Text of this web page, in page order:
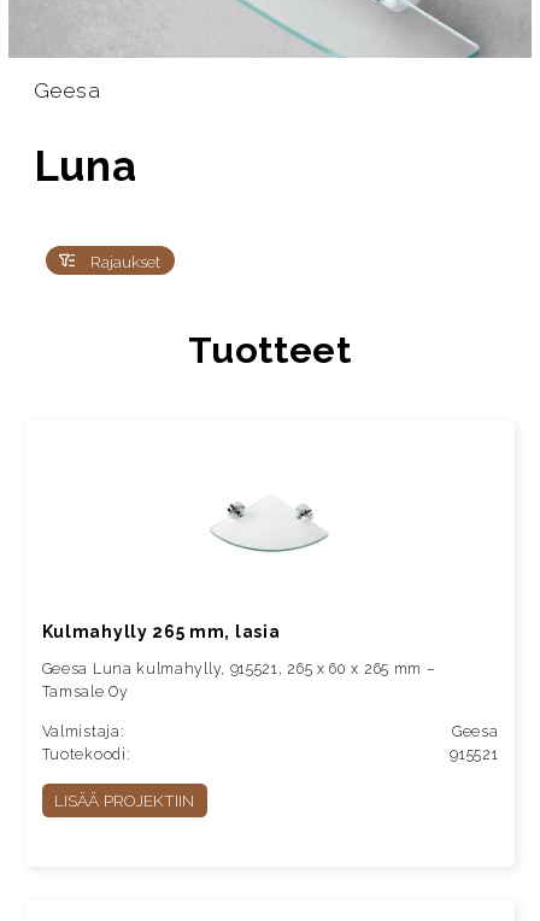
Geesa
Luna
Rajaukset
Tuotteet
Kulmahylly 265 mm, lasia
Geesa Luna kulmahylly, 915521, 265 x 60 x 265 mm –
Tamsale Oy
Valmistaja:
Geesa
Tuotekoodi:
915521
LISÄÄ PROJEKTIIN